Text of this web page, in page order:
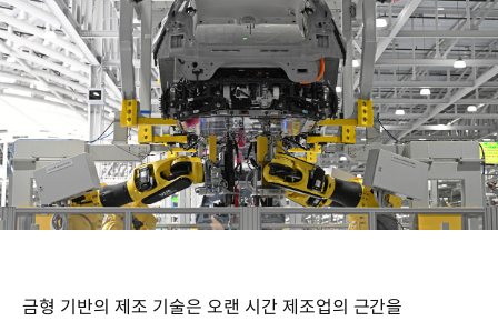
금형 기반의 제조 기술은 오랜 시간 제조업의 근간을